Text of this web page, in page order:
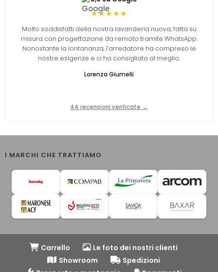
★★★★★
Molto soddisfatti della nostra lavanderia nuova, fatta su
misura con progettazione da remoto tramite WhatsApp.
Nonostante la lontananza, l'arredatore ha compreso le
nostre esigenze e ci ha consigliato al meglio.
Lorenza Giumelli
44 recensioni verificate →
I MARCHI CHE TRATTIAMO
Carrello
Le foto dei nostri clienti
Showroom
Spedizioni